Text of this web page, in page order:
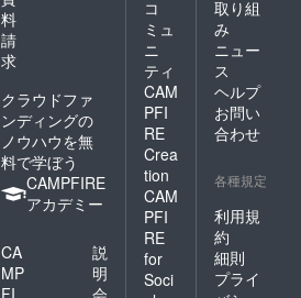
料
請
求
クラウドファ
ンディングの
ノウハウを無
料で学ぼう
CAMPFIRE
アカデミー
CA
MP
FI
説
明
会
コ
ミュ
ニ
ティ
CAM
PFI
RE
Crea
tion
CAM
PFI
RE
for
Soci
取り組
み
ニュー
ス
ヘルプ
お問い
合わせ
各種規定
利用規
約
細則
プライ